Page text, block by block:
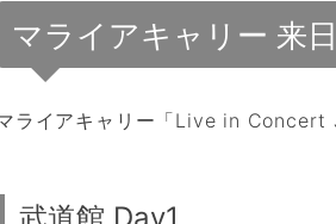
マライアキャリー 来
ライアキャリー「Live in Concert